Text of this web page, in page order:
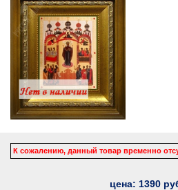
К сожалению, данный товар временно
цена: 1390